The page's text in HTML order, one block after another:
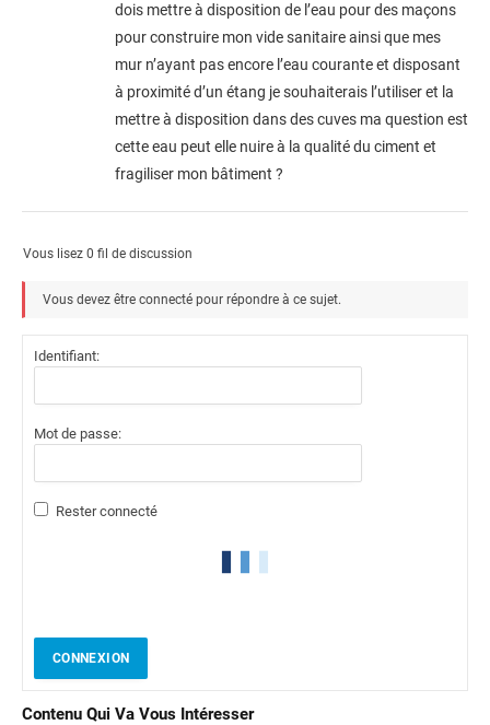
dois mettre à disposition de l’eau pour des maçons
pour construire mon vide sanitaire ainsi que mes
mur n’ayant pas encore l’eau courante et disposant
à proximité d’un étang je souhaiterais l’utiliser et la
mettre à disposition dans des cuves ma question est
cette eau peut elle nuire à la qualité du ciment et
fragiliser mon bâtiment ?
Vous lisez 0 fil de discussion
Vous devez être connecté pour répondre à ce sujet.
Identifiant:
Mot de passe:
Rester connecté
CONNEXION
Contenu Qui Va Vous Intéresser